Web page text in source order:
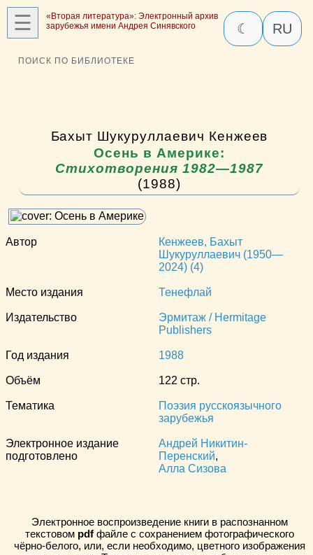
☰
«Вторая литература»: Электронный архив
зарубежья имени Андрея Синявского
☾ RU
ПОИСК ПО БИБЛИОТЕКЕ
Бахыт Шукуруллаевич Кенжеев
Осень в Америке:
Стихотворения 1982—1987
(1988)
Автор
Кенжеев, Бахыт
Шукуруллаевич (1950—
2024) (4)
Место издания Тенефлай
Издательство
Эрмитаж / Hermitage
Publishers
Год издания 1988
Объём 122 стр.
Тематика
Поэзия русскоязычного
зарубежья
Электронное издание
подготовлено
Андрей Никитин-
Перенский,
Алла Сизова
Электронное воспроизведение книги в распознанном
текстовом pdfфайле с сохранением фотографического
чёрно-белого, или, если необходимо, цветного изображения